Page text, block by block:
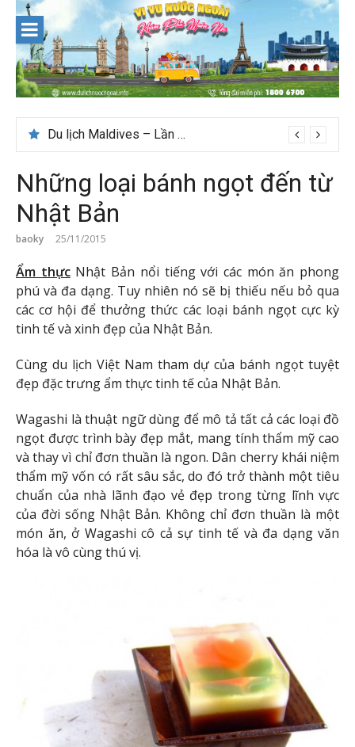
content
Nên du lịch ở đâu ” giá tốt” dịp lễ quốc khánh 2/9
Những loại bánh ngọt đến từ
Nhật Bản
baoky 25/11/2015
Ẩm thựcNhật Bản nổi tiếng với các món ăn phong
phú và đa dạng. Tuy nhiên nó sẽ bị thiếu nếu bỏ qua
các cơ hội để thưởng thức các loại bánh ngọt cực kỳ
tinh tế và xinh đẹp của Nhật Bản.
Cùng du lịch Việt Nam tham dự của bánh ngọt tuyệt
đẹp đặc trưng ẩm thực tinh tế của Nhật Bản.
Wagashi là thuật ngữ dùng để mô tả tất cả các loại đồ
ngọt được trình bày đẹp mắt, mang tính thẩm mỹ cao
và thay vì chỉ đơn thuần là ngon. Dân cherry khái niệm
thẩm mỹ vốn có rất sâu sắc, do đó trở thành một tiêu
chuẩn của nhà lãnh đạo vẻ đẹp trong từng lĩnh vực
của đời sống Nhật Bản. Không chỉ đơn thuần là một
món ăn, ở Wagashi cô cả sự tinh tế và đa dạng văn
hóa là vô cùng thú vị.